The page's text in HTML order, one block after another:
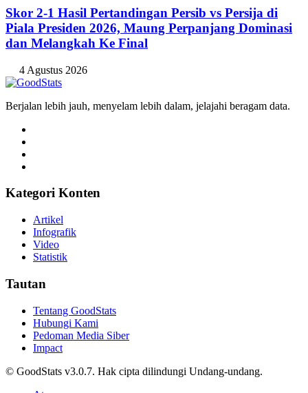
Skor 2-1 Hasil Pertandingan Persib vs Persija di
Piala Presiden 2026, Maung Perpanjang Dominasi
dan Melangkah Ke Final
4 Agustus 2026
Berjalan lebih jauh, menyelam lebih dalam, jelajahi beragam data.
Kategori Konten
Artikel
Infografik
Video
Statistik
Tautan
Tentang GoodStats
Hubungi Kami
Pedoman Media Siber
Impact
© GoodStats v3.0.7. Hak cipta dilindungi Undang-undang.